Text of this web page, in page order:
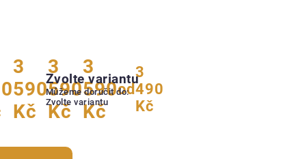
3
590
Kč
3
590
Kč
3
590
Kč
od
3
490
Kč
Zvolte variantu
Můžeme doručit do:
Zvolte variantu